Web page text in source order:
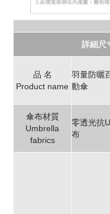
詳細尺
品 名
Product name
羽量防曬
動傘
傘布材質
Umbrella
fabrics
零透光抗
布